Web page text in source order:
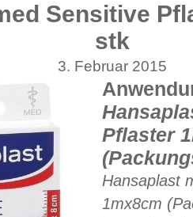
Sensitive
stk
3. Februar 2015
Pflaster
Hansaplast
1mx8cm